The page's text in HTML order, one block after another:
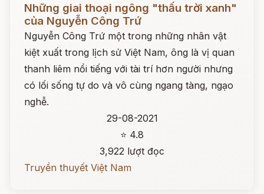
Những giai thoại ngông "thấu trời xanh"
của Nguyễn Công Trứ
Nguyễn Công Trứ một trong những nhân vật
kiệt xuất trong lịch sử Việt Nam, ông là vị quan
thanh liêm nổi tiếng với tài trí hơn người nhưng
có lối sống tự do và vô cùng ngang tàng, ngạo
nghễ.
29-08-2021
⭐ 4.8
3,922 lượt đọc
Truyền thuyết Việt Nam